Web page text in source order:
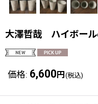
大澤哲哉 ハイボール
価格: 6,600 円 (税込)